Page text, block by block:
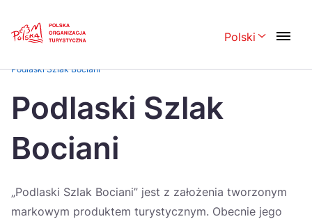
Polski
Česká 中国
Dansk
Italiano Magyar
Podlaski Szlak Bociani
Podlaski Szlak
Bociani
„Podlaski Szlak Bociani” jest z założenia tworzonym
markowym produktem turystycznym. Obecnie jego